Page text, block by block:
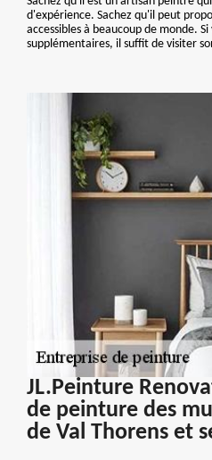
d'expérience. Sachez qu'il peut
accessibles à beaucoup de monde.
supplémentaires, il suffit de visiter
JL.Peinture
de peinture des
de Val Thorens et